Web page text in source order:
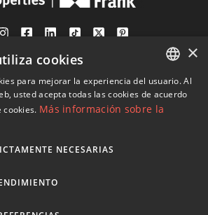
Canovas del Castillo 4
1st Floor, Office 3
29601 Marbella
Ver en mapa
Tel:+34 952 765 138
ENGLISH
SPANISH
×
cookies
para mejorar la experiencia del usuario. Al
usted acepta todas las cookies de acuerdo
cookies. Más información sobre la
NECESARIAS